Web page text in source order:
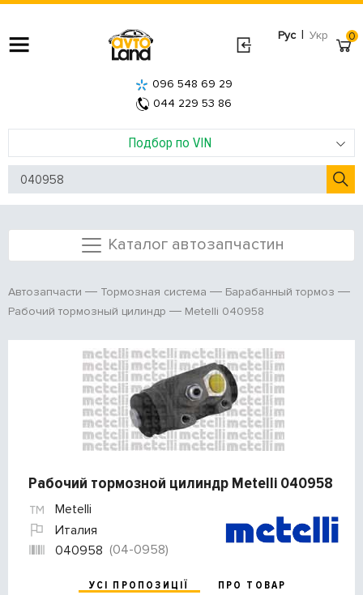
Рус | Укр
Подбор по VIN
096 548 69 29
044 229 53 86
0
Каталог автозапчастин
Автозапчасти Тормозная система
Барабанный тормоз
Рабочий тормозный цилиндр
Metelli 040958
Рабочий тормозной цилиндр Metelli 040958
Metelli
Италия
040958 (04-0958)
УСІ ПРОПОЗИЦІЇ
ПРО ТОВАР